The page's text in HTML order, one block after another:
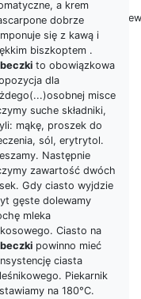
a krem
dobrze
się z kawą i
biszkoptem .
to obowiązkowa
dla
misce
suche składniki,
mąkę, proszek do
sól, erytrytol.
Następnie
zawartość dwóch
Gdy ciasto wyjdzie
gęste dolewamy
mleka
Ciasto na
powinno mieć
ciasta
Piekarnik
na 180°C.